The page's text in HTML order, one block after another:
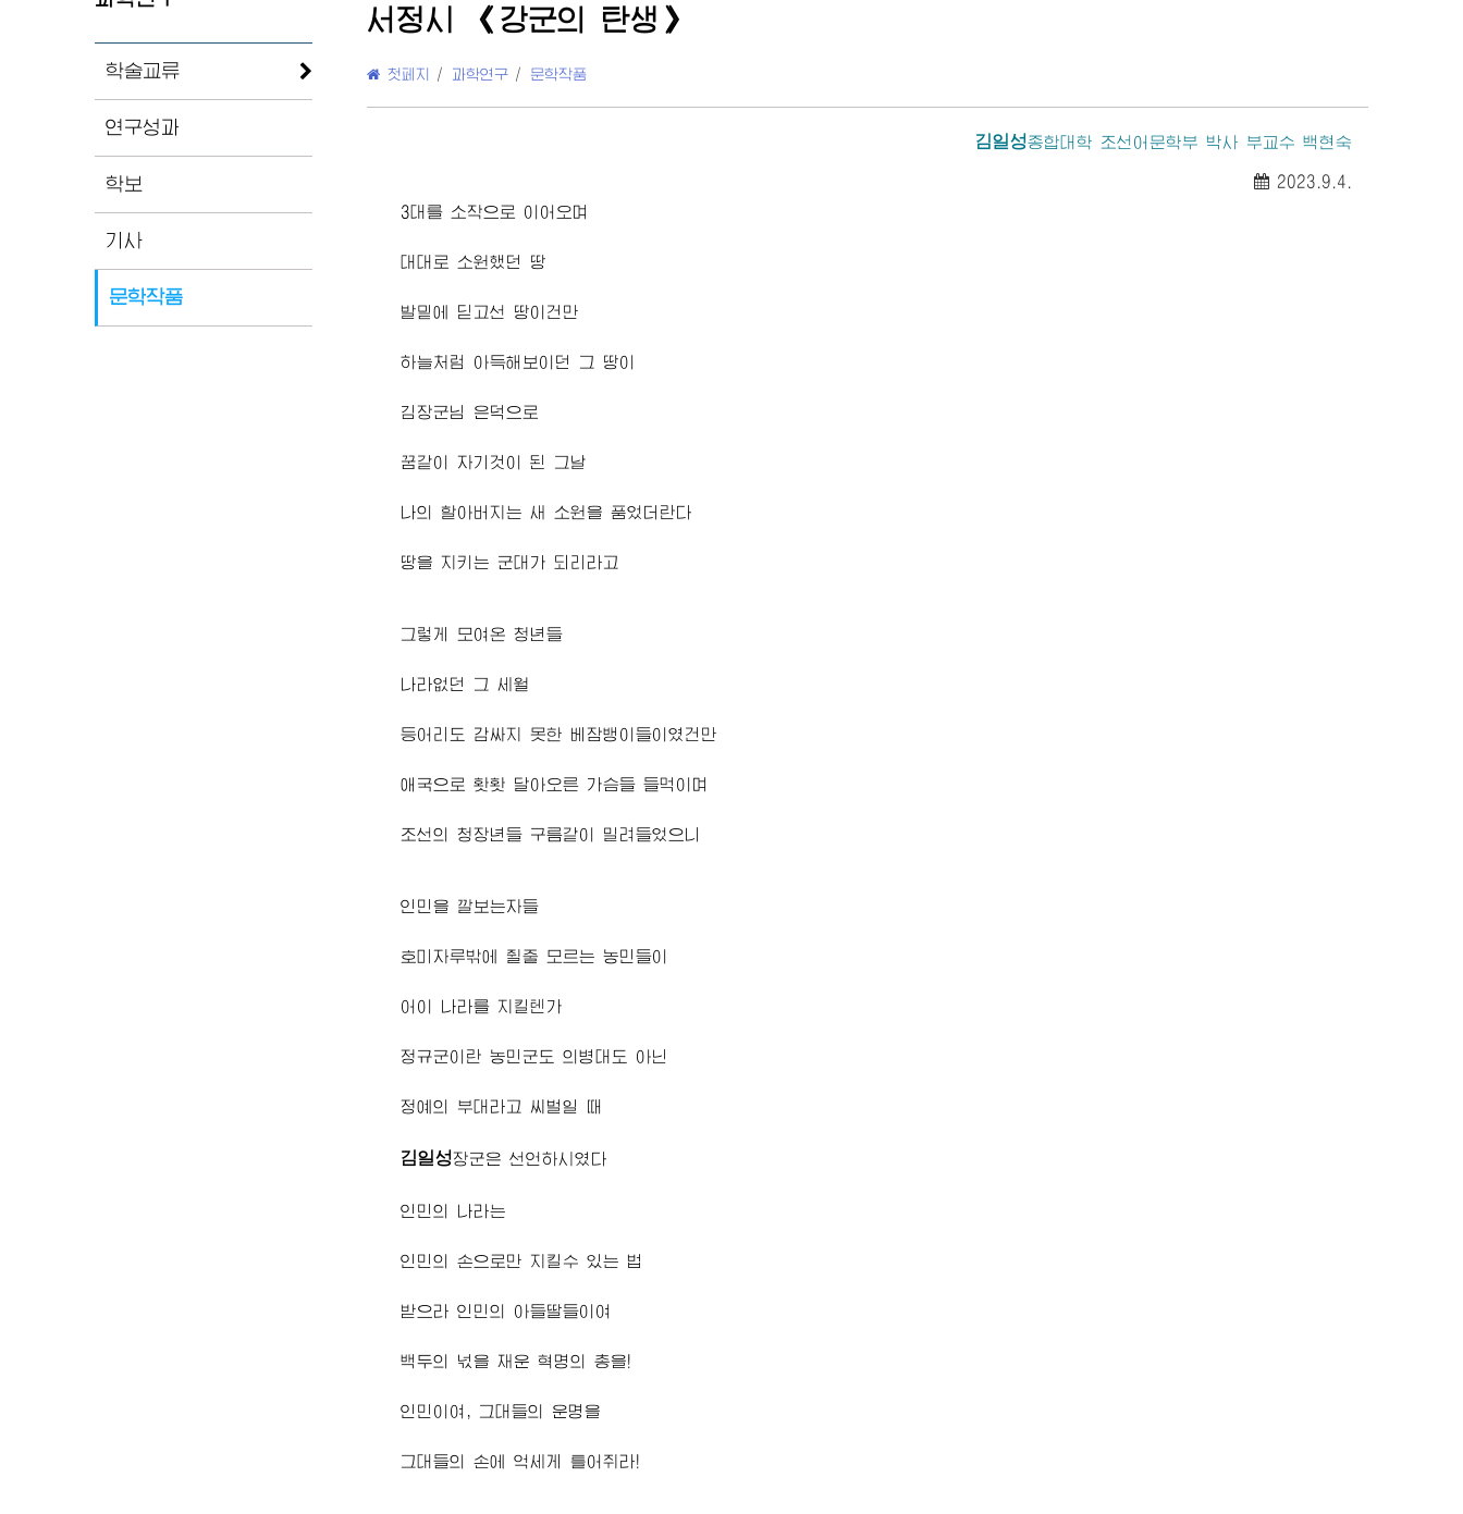
학술교류
연구성과
학보
기사
문학작품
서정시 《강군의 탄생》
첫페지 / 과학연구 / 문학작품
김일성종합대학 조선어문학부 박사 부교수 백현숙
2023.9.4.
3대를 소작으로 이어오며
대대로 소원했던 땅
발밑에 딛고선 땅이건만
하늘처럼 아득해보이던 그 땅이
김 장군님 은덕으로
꿈같이 자기것이 된 그날
나의 할아버지 는 새 소원을 품었더란다
땅을 지키는 군대가 되리라고
그렇게 모여온 청년들
나라없던 그 세월
등어리도 감싸지 못한 베잠뱅이들이였건만
애국으로 홧홧 달아오른 가슴들 들먹이며
조선의 청장년들 구름같이 밀려들었으니
인민을 깔보는자들
호미자루밖에 쥘줄 모르는 농민들이
어이 나라를 지킬텐가
정규군이란 농민군도 의병대도 아닌
정예의 부대라고 씨벌일 때
김일성장군은 선언하시였다
인민의 나라는
인민의 손으로만 지킬수 있는 법
받으라 인민의 아들딸들이여
백두의 넋을 재운 혁명의 총을!
인민이여, 그대들의 운명을
그대들의 손에 억세게 틀어쥐라!